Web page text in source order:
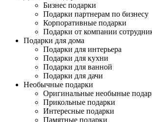
Бизнес подарки
Подарки партнерам по бизнесу
Корпоративные подарки
Подарки от компании
Подарки для дома
Подарки для интерьера
Подарки для кухни
Подарки для ванной
Подарки для дачи
Необычные подарки
Оригинальные необыные
Прикольные подарки
Интересные подарки
Памятные подарки